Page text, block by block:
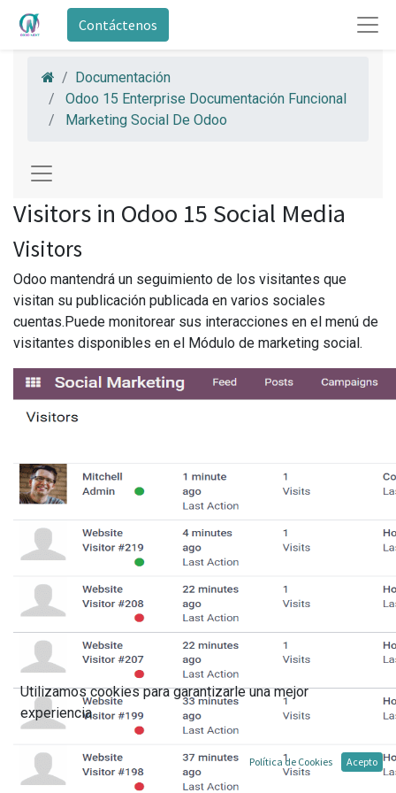
Contáctenos
Documentación
Odoo 15 Enterprise Documentación Funcional
Marketing Social De Odoo
Visitors in Odoo 15 Social Media
Visitors
Odoo mantendrá un seguimiento de los visitantes que
visitan su publicación publicada en varios sociales
cuentas.Puede monitorear sus interacciones en el menú de
visitantes disponibles en el Módulo de marketing social.
Utilizamos cookies para garantizarle una mejor
experiencia.
Política de Cookies Acepto